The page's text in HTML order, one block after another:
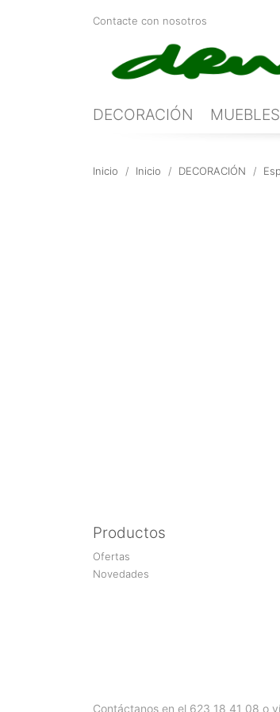
Contacte con nosotros
DECORACIÓN
MUEBLES
Inicio Inicio DECORACIÓN
Productos
Ofertas
Novedades
Contáctanos en el 623 18 41 08 o